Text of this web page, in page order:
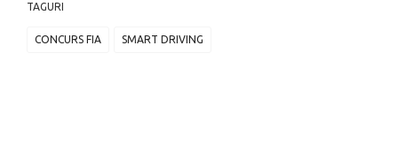
TAGURI
CONCURS FIA SMART DRIVING